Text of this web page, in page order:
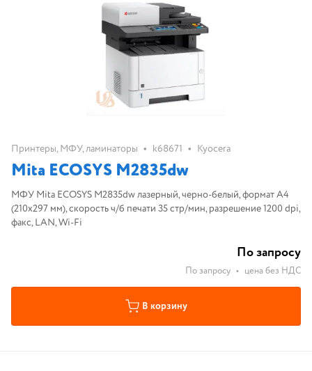
Принтеры, МФУ, ламинаторы • k68671 • Kyocera
Mita ECOSYS M2835dw
МФУ Mita ECOSYS M2835dw лазерный, черно-белый, формат A4
(210x297 мм), скорость ч/б печати 35 стр/мин, разрешение 1200 dpi,
факс, LAN, Wi-Fi
По запросу
По запросу • цена без НДС
В корзину